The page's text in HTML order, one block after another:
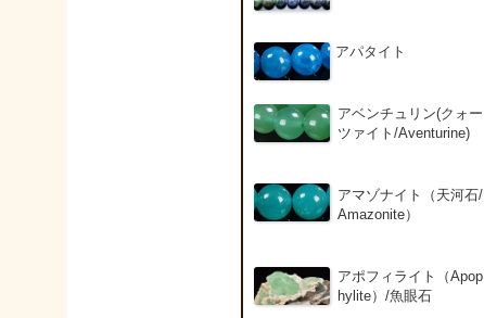
アパタイト
アベンチュリン(クォー
ツァイト/Aventurine)
アマゾナイト（天河石/
Amazonite）
アポフィライト（Apop
hylite）/魚眼石